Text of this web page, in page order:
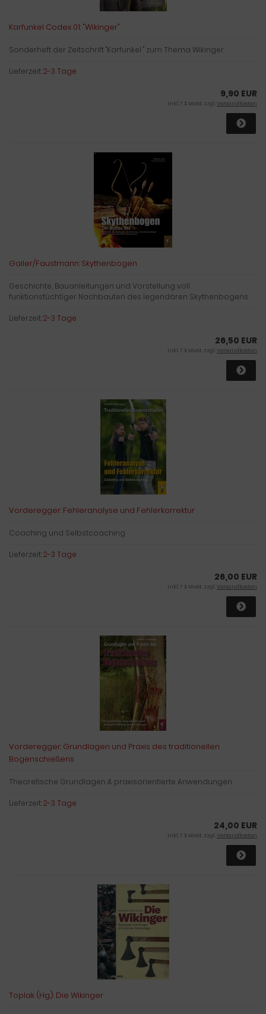
Karfunkel Codex 01: "Wikinger"
Sonderheft der Zeitschrift "Karfunkel " zum Thema Wikinger.
Lieferzeit:2-3 Tage
9,90 EUR
inkl. 7 % MwSt. zzgl.Versandkosten
Gailer/Faustmann: Skythenbogen
Geschichte, Bauanleitungen und Vorstellung voll
funktionstüchtiger Nachbauten des legendären Skythenbogens
Lieferzeit:2-3 Tage
26,50 EUR
inkl. 7 % MwSt. zzgl.Versandkosten
Vorderegger: Fehleranalyse und Fehlerkorrektur
Coaching und Selbstcoaching
Lieferzeit:2-3 Tage
26,00 EUR
inkl. 7 % MwSt. zzgl.Versandkosten
Vorderegger: Grundlagen und Praxis des traditionellen
Bogenschießens
Theoretische Grundlagen & praxisorientierte Anwendungen.
Lieferzeit:2-3 Tage
24,00 EUR
inkl. 7 % MwSt. zzgl.Versandkosten
Toplak (Hg.): Die Wikinger